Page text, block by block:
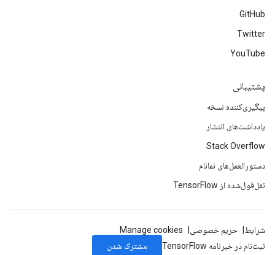
GitHub
Twitter
YouTube
پشتیبانی
پیگیری‌کننده نسخه
یادداشت‌های انتشار
Stack Overflow
دستورالعمل‌های نمانام
نقل‌قول‌شده از TensorFlow
شرایط حریم خصوصی
Manage cookies
ثبت‌نام در خبرنامه TensorFlow
مشترک شدن